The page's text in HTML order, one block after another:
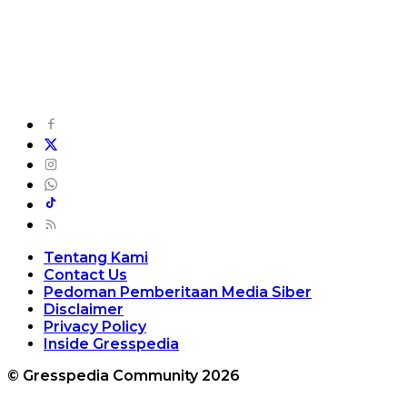
Tentang Kami
Contact Us
Pedoman Pemberitaan Media Siber
Disclaimer
Privacy Policy
Inside Gresspedia
© Gresspedia Community 2026